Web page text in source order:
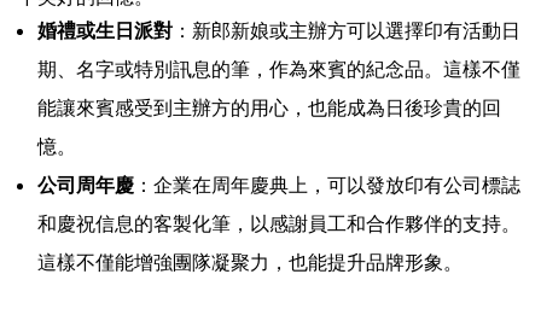
婚禮或生日派對 ：新郎新娘或主辦方可以選擇印有活動日
期、名字或特別訊息的筆，作為來賓的紀念品。這樣不僅
能讓來賓感受到主辦方的用心，也能成為日後珍貴的回
憶。
公司周年慶 ：企業在周年慶典上，可以發放印有公司標誌
和慶祝信息的客製化筆，以感謝員工和合作夥伴的支持。
這樣不僅能增強團隊凝聚力，也能提升品牌形象。